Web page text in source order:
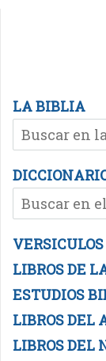
LA BIBLIA
LIBROS DE
ESTUDIOS
LIBROS DEL
LIBROS DEL